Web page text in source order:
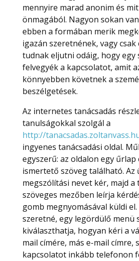
mennyire marad anonim és
önmagából. Nagyon sokan
ebben a formában merik
igazán szeretnének, vagy
tudnak eljutni odáig, hogy egy
felvegyék a kapcsolatot, amit
könnyebben követnek a
beszélgetések.
Az internetes tanácsadás
tanulságokkal szolgál a
http://
ingyenes tanácsadási oldal.
egyszerű: az oldalon egy űrlap
ismertető szöveg található. Az
megszólítási nevet kér, majd a
szöveges mezőben leírja
gomb megnyomásával küldi
szeretné, egy legördülő menü
kiválaszthatja, hogyan kéri a
mail címére, más e-mail címre,
kapcsolatot inkább telefonon